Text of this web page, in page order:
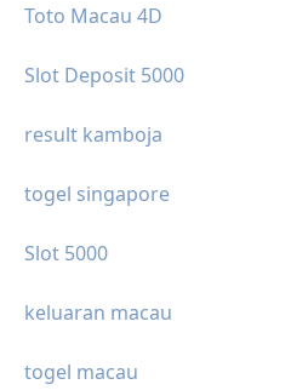
Toto Macau 4D
Slot Deposit 5000
result kamboja
togel singapore
Slot 5000
keluaran macau
togel macau